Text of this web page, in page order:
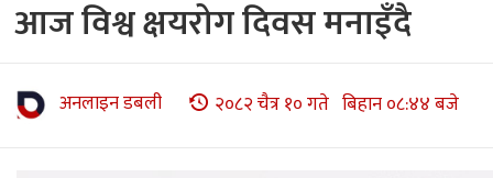
आज विश्व क्षयरोग दिवस मनाइँदै
अनलाइन डबली २०८२ चैत्र १० गते बिहान ०८:४४ बजे